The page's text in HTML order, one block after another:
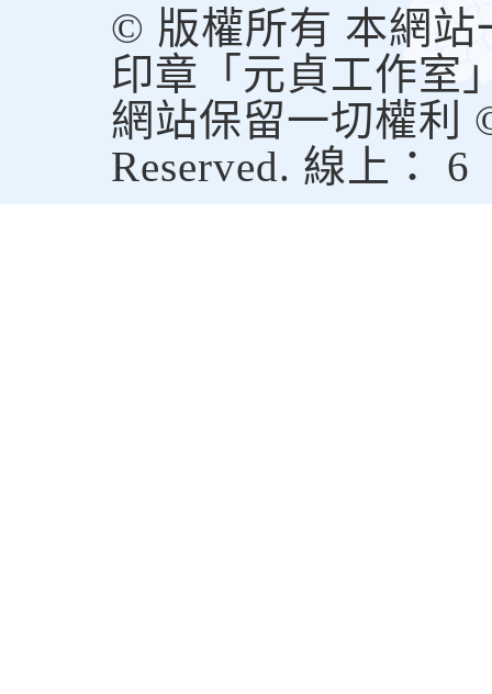
© 版權所有 本網站
印章「元貞工作室
網站保留一切權利
Reserved. 線上： 6